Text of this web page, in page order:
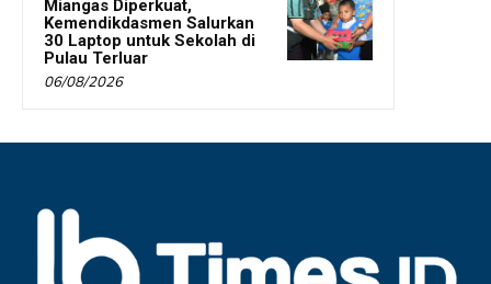
Miangas Diperkuat,
Kemendikdasmen Salurkan
30 Laptop untuk Sekolah di
Pulau Terluar
06/08/2026